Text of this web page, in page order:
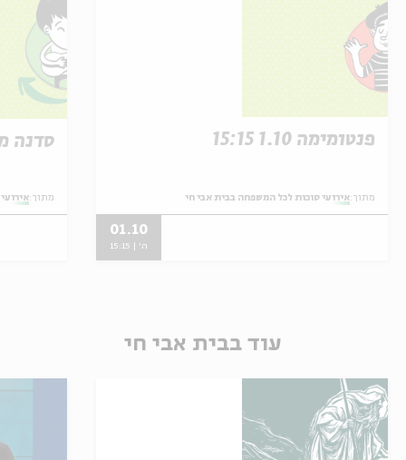
פנטומימה 1.10 15:15
מתוך:אירועי סוכות לכל המשפחה בבית אבי חי
01.10
ה' | 15:15
סדנה
מתוך:
עוד בבית אבי חי